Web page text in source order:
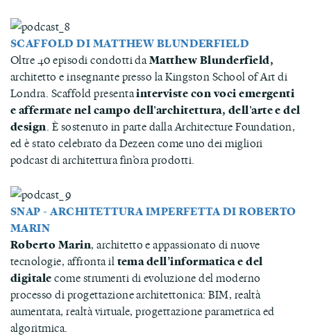
SCAFFOLD DI MATTHEW BLUNDERFIELD
Oltre 40 episodi condotti daMatthew Blunderfield,
architetto e insegnante presso la Kingston School of Art di
Londra. Scaffold presentainterviste con voci emergenti
e affermate nel campo dell'architettura, dell'arte e del
design. È sostenuto in parte dalla Architecture Foundation,
ed è stato celebrato da Dezeen come uno dei migliori
podcast di architettura fin’ora prodotti.
SNAP - ARCHITETTURA IMPERFETTA DI ROBERTO
MARIN
Roberto Marin, architetto e appassionato di nuove
tecnologie, affronta iltema dell’informatica e del
digitalecome strumenti di evoluzione del moderno
processo di progettazione architettonica: BIM, realtà
aumentata, realtà virtuale, progettazione parametrica ed
algoritmica.